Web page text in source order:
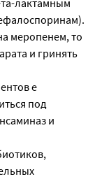
лактамным
меропенем, то
и гринять
е
под
и